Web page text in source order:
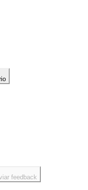
feedback